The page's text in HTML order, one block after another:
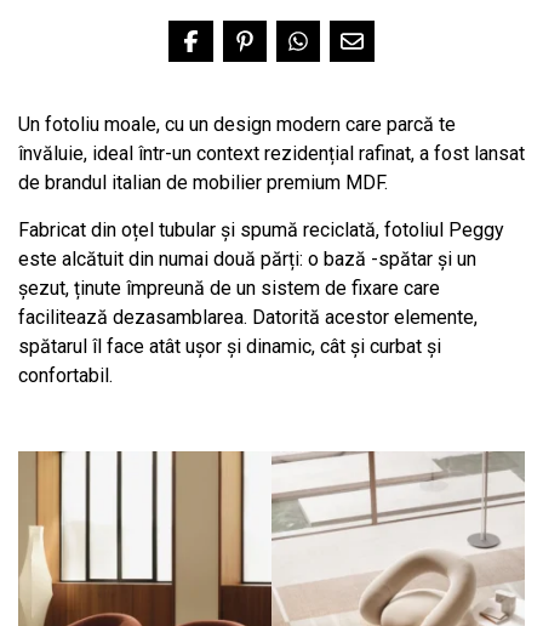
Un fotoliu moale, cu un design modern care parcă te
învăluie, ideal într-un context rezidențial rafinat, a fost lansat
de brandul italian de mobilier premium MDF.
Fabricat din oțel tubular și spumă reciclată, fotoliul Peggy
este alcătuit din numai două părți: o bază -spătar și un
șezut, ținute împreună de un sistem de fixare care
facilitează dezasamblarea. Datorită acestor elemente,
spătarul îl face atât ușor și dinamic, cât și curbat și
confortabil.